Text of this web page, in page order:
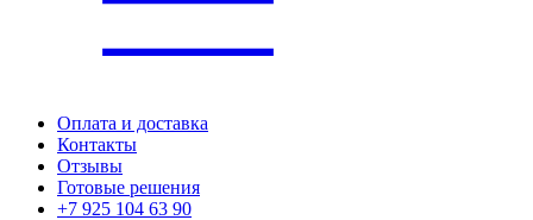
Оплата и доставка
Контакты
Отзывы
Готовые решения
+7 925 104 63 90